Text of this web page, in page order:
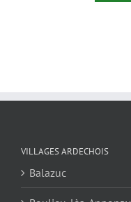
VILLAGES ARDECHOIS
Balazuc